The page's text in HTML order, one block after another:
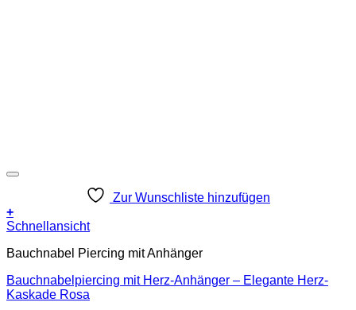
Zur Wunschliste hinzufügen
+
Schnellansicht
Bauchnabel Piercing mit Anhänger
Bauchnabelpiercing mit Herz-Anhänger – Elegante Herz-
Kaskade Rosa